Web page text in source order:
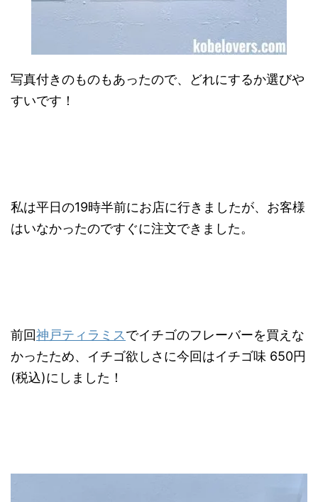
写真付きのものもあったので、どれにするか選びや
すいです！
私は平日の19時半前にお店に行きましたが、お客様
はいなかったのですぐに注文できました。
前回神戸ティラミスでイチゴのフレーバーを買えな
かったため、イチゴ欲しさに今回はイチゴ味 650円
(税込)にしました！